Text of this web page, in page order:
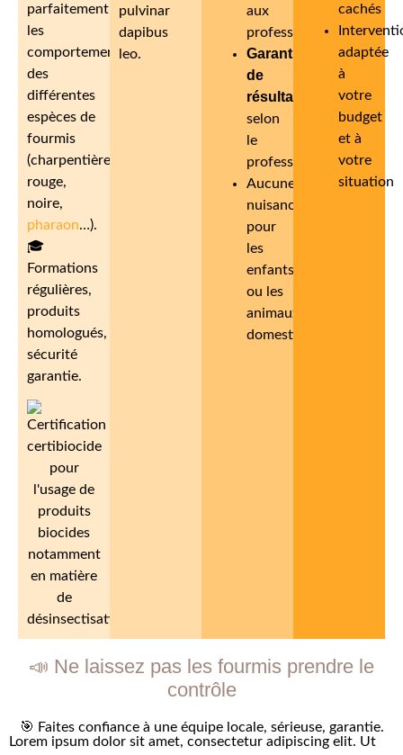
parfaitement
les
comportements
des
différentes
espèces de
fourmis
(charpentière,
rouge,
noire,
pharaon…).
🎓
Formations
régulières,
produits
homologués,
sécurité
garantie.
pulvinar
dapibus
leo.
aux
professionnels
Garantie
de
résultat
selon
le
professionnel
Aucune
nuisance
pour
les
enfants
ou les
animaux
domestiques
cachés
adaptée
à
votre
budget
et à
votre
situation
📣 Ne laissez pas les fourmis prendre le
contrôle
🎯 Faites confiance à une équipe locale, sérieuse, garantie.
Lorem ipsum dolor sit amet, consectetur adipiscing elit. Ut